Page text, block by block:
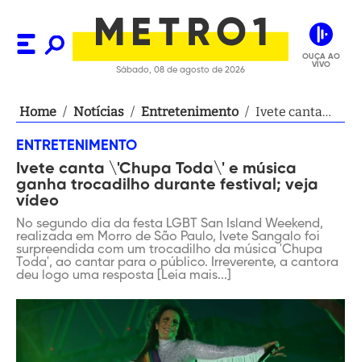
Sábado, 08 de agosto de 2026
OUÇA AO
VIVO
Home / Notícias / Entretenimento / Ivete canta
ganha
trocadilho
festival; veja
vídeo
ENTRETENIMENTO
Ivete canta \'Chupa Toda\' e música
ganha trocadilho durante festival; veja
vídeo
No segundo dia da festa LGBT San Island Weekend,
realizada em Morro de São Paulo, Ivete Sangalo foi
surpreendida com um trocadilho da música 'Chupa
Toda', ao cantar para o público. Irreverente, a cantora
deu logo uma resposta [Leia mais...]